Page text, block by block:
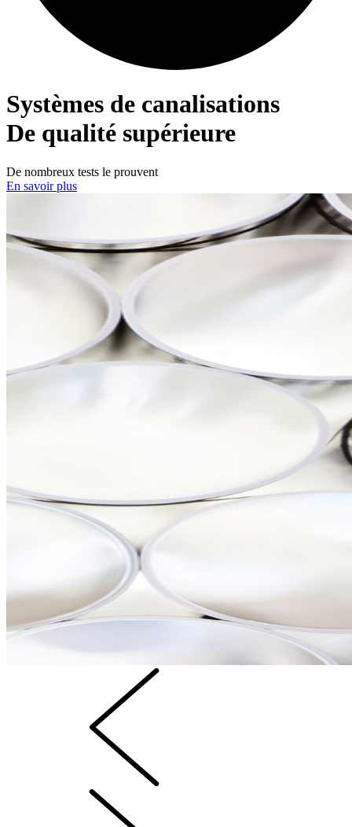
Systèmes de canalisations
De qualité supérieure
De nombreux tests le prouvent
En savoir plus